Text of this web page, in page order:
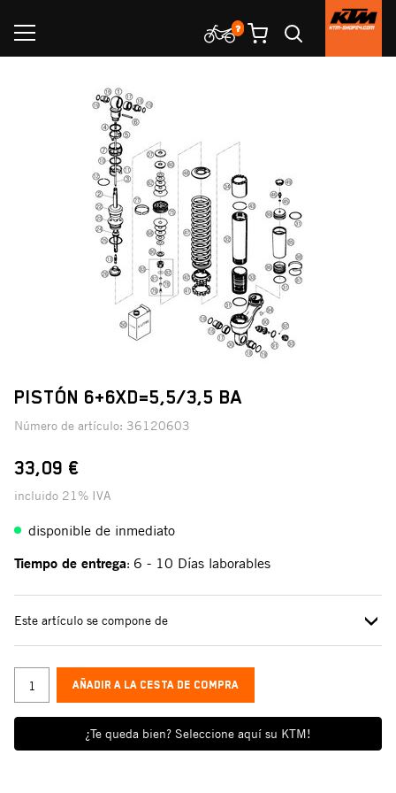
PISTÓN 6+6XD=5,5/3,5 BA
Número de artículo: 36120603
33,09 €
incluido 21% IVA
disponible de inmediato
Tiempo de entrega: 6 - 10 Días laborables
Este artículo se compone de
¿Te queda bien? Seleccione aquí su KTM!
AÑADIR A LA CESTA DE COMPRA